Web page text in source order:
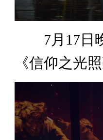
7月17日晚
《信仰之光